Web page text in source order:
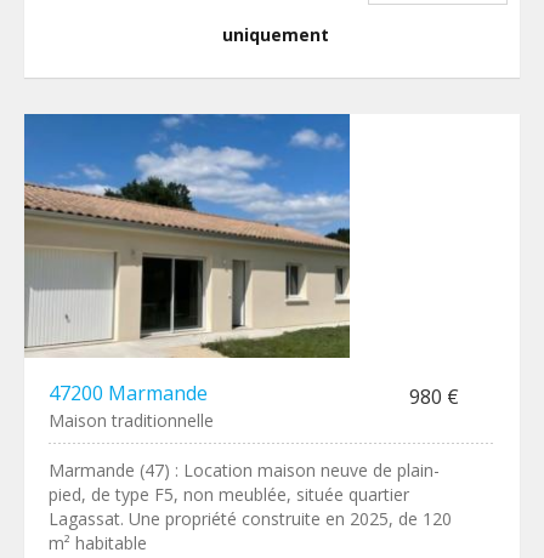
uniquement
47200 Marmande 980 €
Maison traditionnelle
Marmande (47) : Location maison neuve de plain-
pied, de type F5, non meublée, située quartier
Lagassat. Une propriété construite en 2025, de 120
m² habitable